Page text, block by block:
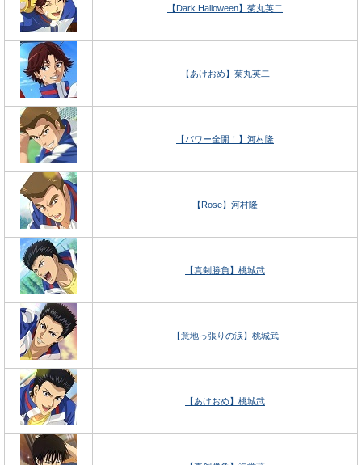
【Dark Halloween】菊丸英二
【あけおめ】菊丸英二
【パワー全開！】河村隆
【Rose】河村隆
【真剣勝負】桃城武
【意地っ張りの涙】桃城武
【あけおめ】桃城武